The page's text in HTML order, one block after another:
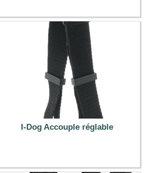
26.99 €
I-Dog Accouple réglable
12.90 €